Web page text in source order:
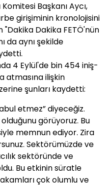
Başkanı Aycı,
girişiminin kronolojisini
Dakika FETÖ'nün
da aynı şekilde
4 Eylül'de bin 454 iniş-
atmasına ilişkin
şunları kaydetti:
etmez” diyeceğiz.
görüyoruz. Bu
memnun ediyor. Zira
Sektörümüzde ve
sektöründe ve
Bu etkinin süratle
çok olumlu ve